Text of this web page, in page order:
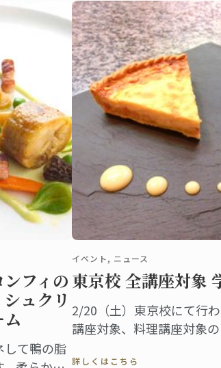
な形に
フィの
ュクリ
して鴨の脂
イベント, ニュース
東京校 全講座対象
2/20（土）東京校にて行
講座対象、料理講座対象
詳しくはこちら